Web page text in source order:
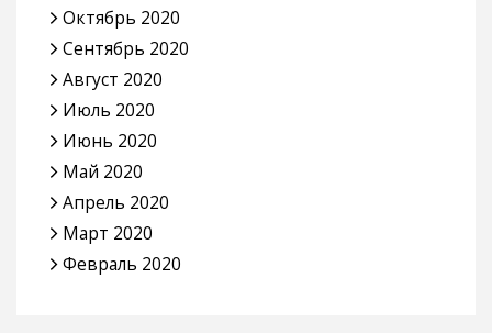
Октябрь 2020
Сентябрь 2020
Август 2020
Июль 2020
Июнь 2020
Май 2020
Апрель 2020
Март 2020
Февраль 2020